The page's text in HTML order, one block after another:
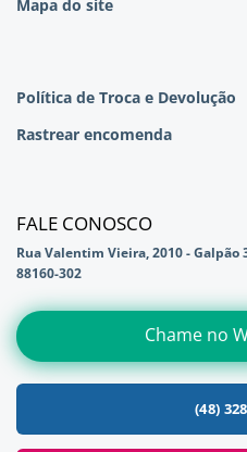
Mapa do site
Política de Troca e Devolução
Rastrear encomenda
FALE CONOSCO
Rua Valentim Vieira, 2010 - Galpão
88160-302
Chame no
(48)